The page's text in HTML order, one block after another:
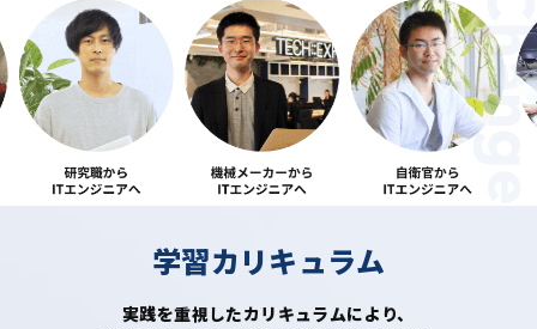
学習カリキュラム
実践を重視したカリキュラムにより、